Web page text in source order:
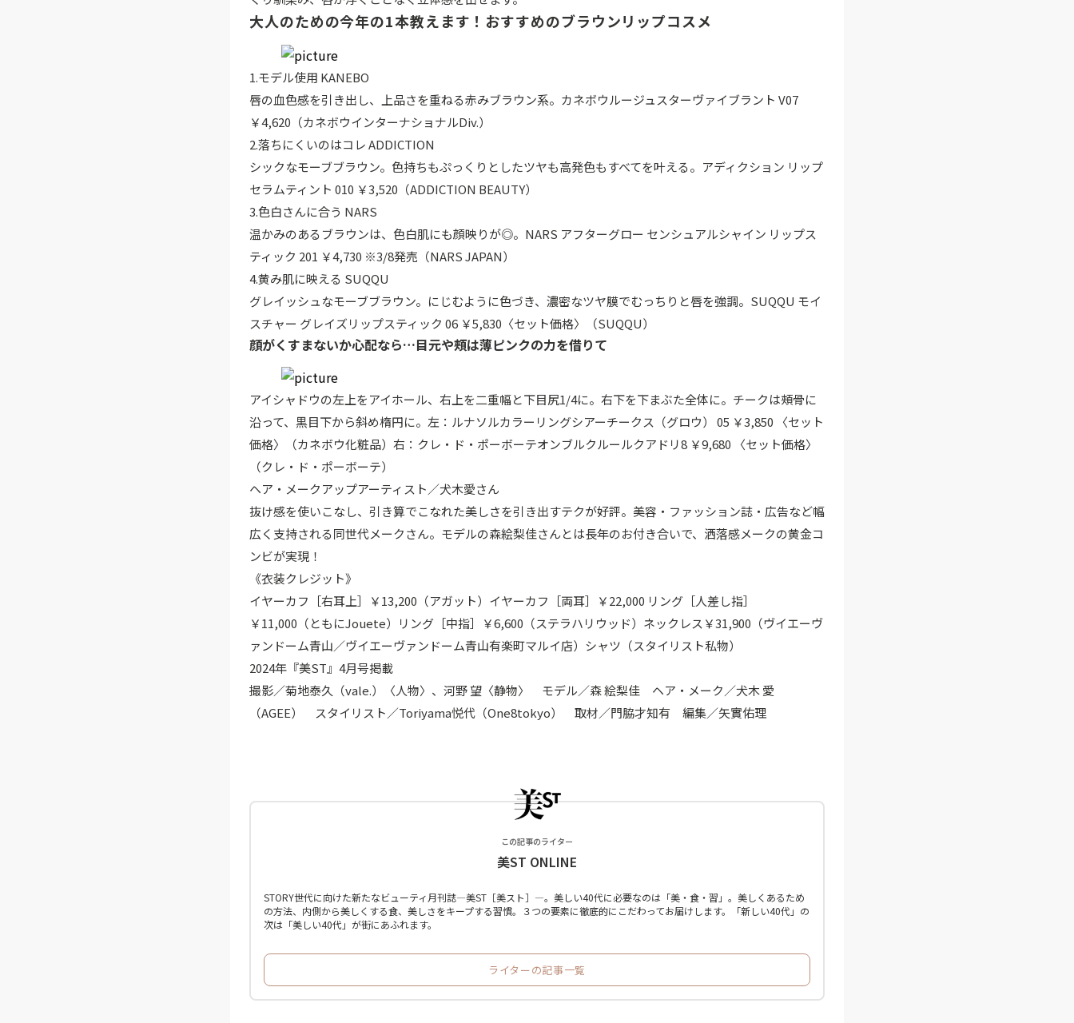
大人のための今年の1本教えます！おすすめのブラウンリップコスメ
1.モデル使用 KANEBO
唇の血色感を引き出し、上品さを重ねる赤みブラウン系。カネボウルージュスターヴァイブラント V07
￥4,620（カネボウインターナショナルDiv.）
2.落ちにくいのはコレ ADDICTION
シックなモーブブラウン。色持ちもぷっくりとしたツヤも高発色もすべてを叶える。アディクション リップ
セラムティント 010 ￥3,520（ADDICTION BEAUTY）
3.色白さんに合う NARS
温かみのあるブラウンは、色白肌にも顔映りが◎。NARS アフターグロー センシュアルシャイン リップス
ティック 201 ￥4,730 ※3/8発売（NARS JAPAN）
4.黄み肌に映える SUQQU
グレイッシュなモーブブラウン。にじむように色づき、濃密なツヤ膜でむっちりと唇を強調。SUQQU モイ
スチャー グレイズリップスティック 06 ￥5,830〈セット価格〉（SUQQU）
顔がくすまないか心配なら…目元や頰は薄ピンクの力を借りて
アイシャドウの左上をアイホール、右上を二重幅と下目尻1/4に。右下を下まぶた全体に。チークは頰骨に
沿って、黒目下から斜め楕円に。左：ルナソルカラーリングシアーチークス（グロウ） 05 ￥3,850 〈セット
価格〉（カネボウ化粧品）右：クレ・ド・ポーボーテオンブルクルールクアドリ8 ￥9,680 〈セット価格〉
（クレ・ド・ポーボーテ）
ヘア・メークアップアーティスト／犬木愛さん
抜け感を使いこなし、引き算でこなれた美しさを引き出すテクが好評。美容・ファッション誌・広告など幅
広く支持される同世代メークさん。モデルの森絵梨佳さんとは長年のお付き合いで、洒落感メークの黄金コ
ンビが実現！
《衣装クレジット》
イヤーカフ［右耳上］￥13,200（アガット）イヤーカフ［両耳］￥22,000 リング［人差し指］
￥11,000（ともにJouete）リング［中指］￥6,600（ステラハリウッド）ネックレス￥31,900（ヴイエーヴ
ァンドーム青山／ヴイエーヴァンドーム青山有楽町マルイ店）シャツ（スタイリスト私物）
2024年『美ST』4月号掲載
撮影／菊地泰久（vale.）〈人物〉、河野 望〈静物〉 モデル／森 絵梨佳 ヘア・メーク／犬木 愛
（AGEE） スタイリスト／Toriyama悦代（One8tokyo） 取材／門脇才知有 編集／矢實佑理
この記事のライター
美ST ONLINE
STORY世代に向けた新たなビューティ月刊誌―美ST［美スト］―。美しい40代に必要なのは「美・食・習」。美しくあるため
の方法、内側から美しくする食、美しさをキープする習慣。３つの要素に徹底的にこだわってお届けします。「新しい40代」の
次は「美しい40代」が街にあふれます。
ライターの記事一覧